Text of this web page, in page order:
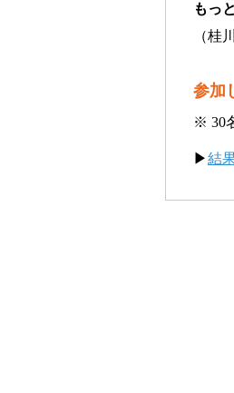
もっ
（桂
参加
※ 30
▶︎結